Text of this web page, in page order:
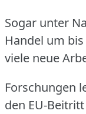
Sogar unter
Handel um
viele neue
Forschungen
den EU-